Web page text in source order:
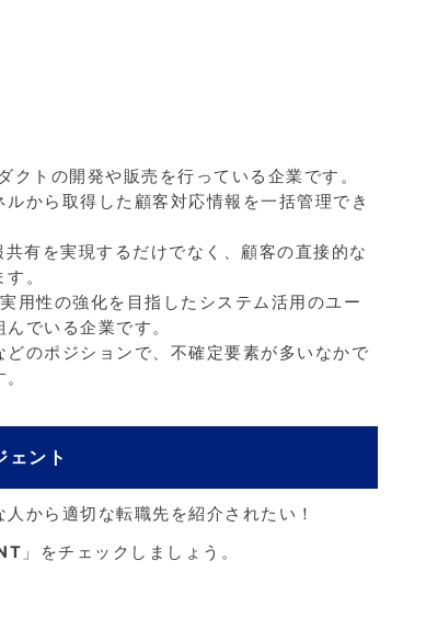
トの開発や販売を行っている企業です。
から取得した顧客対応情報を一括管理でき
有を実現するだけでなく、顧客の直接的な
。
用性の強化を目指したシステム活用のユー
でいる企業です。
のポジションで、不確定要素が多いなかで
ェント
から適切な転職先を紹介されたい！
」をチェックしましょう。